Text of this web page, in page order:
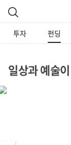
투자 펀딩
일상과 예술